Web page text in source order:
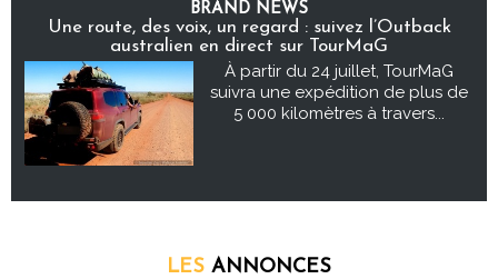
BRAND NEWS
Une route, des voix, un regard : suivez l’Outback
australien en direct sur TourMaG
À partir du 24 juillet, TourMaG
suivra une expédition de plus de
5 000 kilomètres à travers...
LES ANNONCES